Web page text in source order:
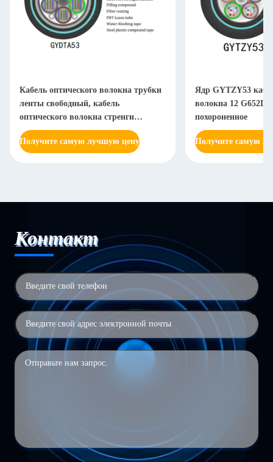
Кабель оптического волокна трубки
ленты свободный, кабель
оптического волокна стренги
GYDTA53 12
Получите самую лучшую цену
Ядр GYTZY53
волокна 12 G652D
похороненное
Получите самую
Контакт